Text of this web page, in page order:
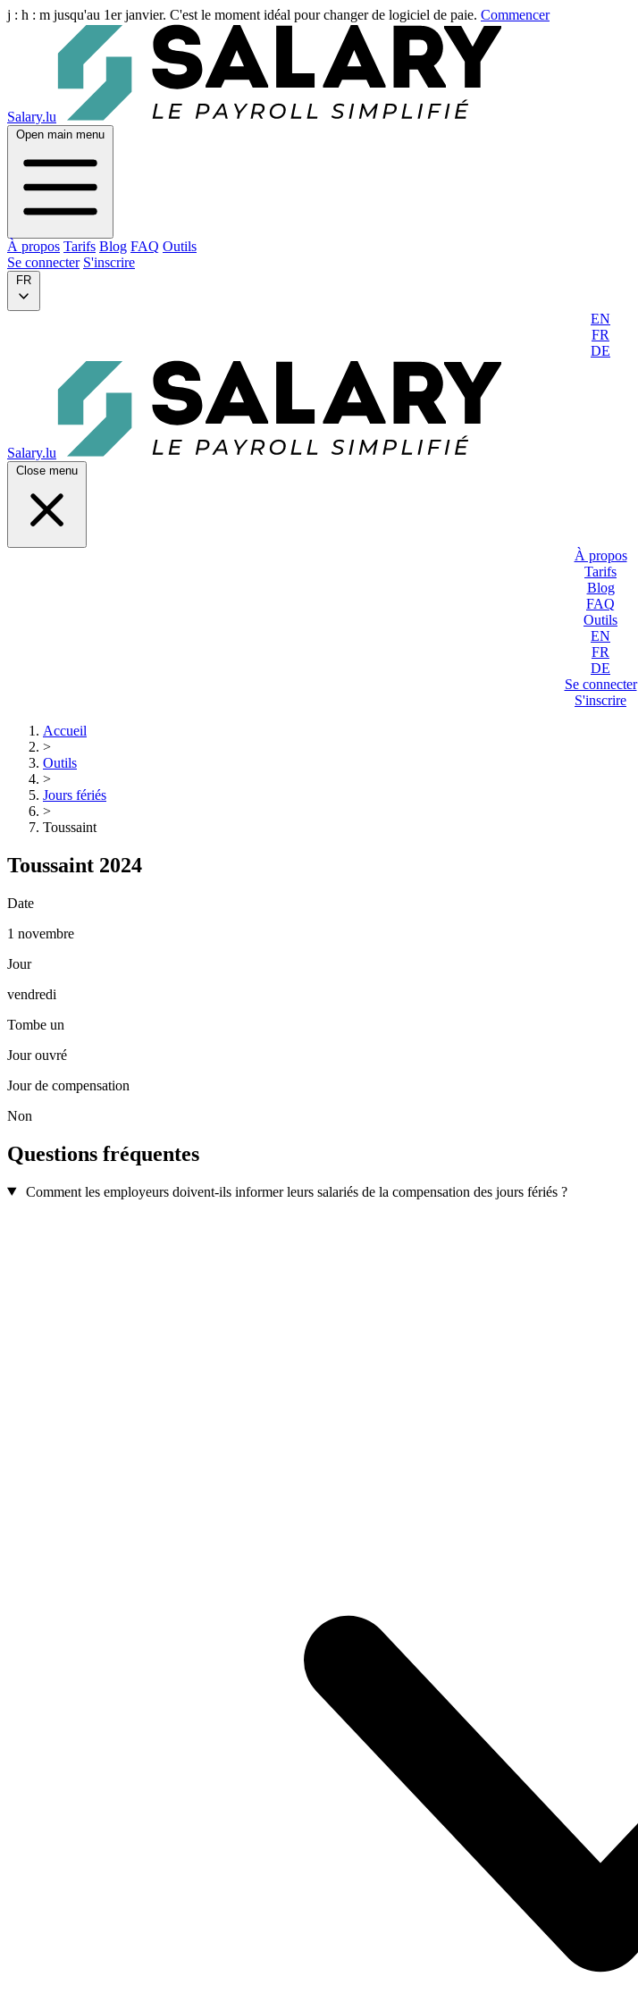
j : h : m jusqu'au 1er janvier. C'est le moment idéal pour changer de logiciel de paie. Commencer
Salary.lu
Open main menu
À propos Tarifs Blog FAQ Outils
Se connecter S'inscrire
FR
EN
FR
DE
Salary.lu
Close menu
À propos
Tarifs
Blog
FAQ
Outils
EN
FR
DE
Se connecter
S'inscrire
Accueil
>
Outils
>
Jours fériés
>
Toussaint
Toussaint 2024
Date
1 novembre
Jour
vendredi
Tombe un
Jour ouvré
Jour de compensation
Non
Questions fréquentes
Comment les employeurs doivent-ils informer leurs salariés de la compensation des jours fériés ?